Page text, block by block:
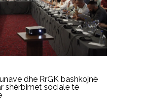
dhe RrGK bashkojnë
shërbimet sociale të